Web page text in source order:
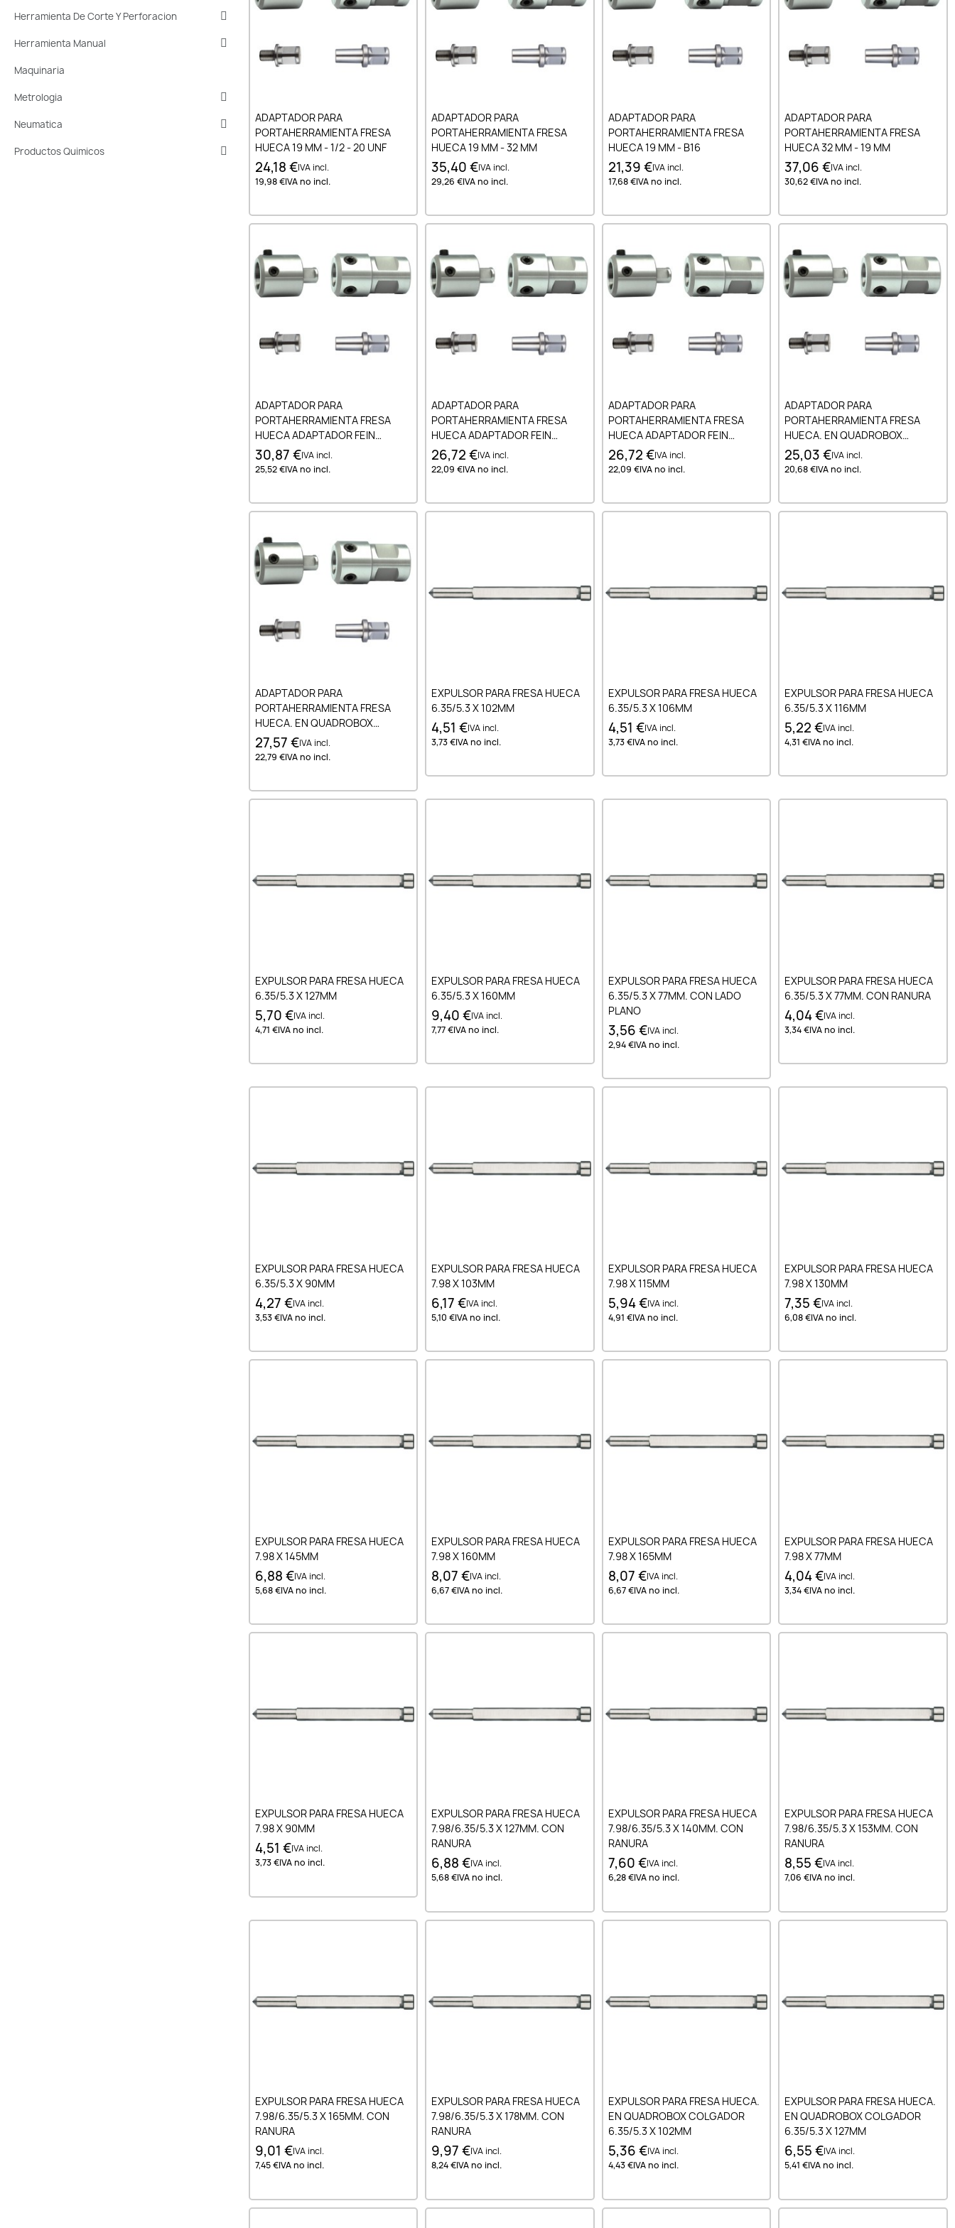
Herramienta De Corte Y Perforacion
Herramienta Manual
Maquinaria
Metrologia
Neumatica
Productos Quimicos
Añadir al carrito
ADAPTADOR PARA
PORTAHERRAMIENTA FRESA
HUECA 19 MM - 1/2 - 20 UNF
24,18 €IVA incl.
19,98 €IVA no incl.
Añadir al carrito
ADAPTADOR PARA
PORTAHERRAMIENTA FRESA
HUECA 19 MM - 32 MM
35,40 €IVA incl.
29,26 €IVA no incl.
Añadir al carrito
ADAPTADOR PARA
PORTAHERRAMIENTA FRESA
HUECA 19 MM - B16
21,39 €IVA incl.
17,68 €IVA no incl.
Añadir al carrito
ADAPTADOR PARA
PORTAHERRAMIENTA FRESA
HUECA 32 MM - 19 MM
37,06 €IVA incl.
30,62 €IVA no incl.
Añadir al carrito
ADAPTADOR PARA
PORTAHERRAMIENTA FRESA
HUECA ADAPTADOR FEIN
M18X6P1.5 - WELDON
30,87 €IVA incl.
25,52 €IVA no incl.
Añadir al carrito
ADAPTADOR PARA
PORTAHERRAMIENTA FRESA
HUECA ADAPTADOR FEIN
QUICKIN - WELDON PIN 6.35 MM
26,72 €IVA incl.
22,09 €IVA no incl.
Añadir al carrito
ADAPTADOR PARA
PORTAHERRAMIENTA FRESA
HUECA ADAPTADOR FEIN
QUICKIN - WELDON PIN 7.98 MM
26,72 €IVA incl.
22,09 €IVA no incl.
Añadir al carrito
ADAPTADOR PARA
PORTAHERRAMIENTA FRESA
HUECA. EN QUADROBOX
COLGADOR 19 MM - 1/2 - 20 UNF
25,03 €IVA incl.
20,68 €IVA no incl.
Añadir al carrito
ADAPTADOR PARA
PORTAHERRAMIENTA FRESA
HUECA. EN QUADROBOX
COLGADOR ADAPTADOR FEIN
QUICKIN - WELDON PIN 6.35 MM
27,57 €IVA incl.
22,79 €IVA no incl.
Añadir al carrito
EXPULSOR PARA FRESA HUECA
6.35/5.3 X 102MM
4,51 €IVA incl.
3,73 €IVA no incl.
Añadir al carrito
EXPULSOR PARA FRESA HUECA
6.35/5.3 X 106MM
4,51 €IVA incl.
3,73 €IVA no incl.
Añadir al carrito
EXPULSOR PARA FRESA HUECA
6.35/5.3 X 116MM
5,22 €IVA incl.
4,31 €IVA no incl.
Añadir al carrito
EXPULSOR PARA FRESA HUECA
6.35/5.3 X 127MM
5,70 €IVA incl.
4,71 €IVA no incl.
Añadir al carrito
EXPULSOR PARA FRESA HUECA
6.35/5.3 X 160MM
9,40 €IVA incl.
7,77 €IVA no incl.
Añadir al carrito
EXPULSOR PARA FRESA HUECA
6.35/5.3 X 77MM. CON LADO
PLANO
3,56 €IVA incl.
2,94 €IVA no incl.
Añadir al carrito
EXPULSOR PARA FRESA HUECA
6.35/5.3 X 77MM. CON RANURA
4,04 €IVA incl.
3,34 €IVA no incl.
Añadir al carrito
EXPULSOR PARA FRESA HUECA
6.35/5.3 X 90MM
4,27 €IVA incl.
3,53 €IVA no incl.
Añadir al carrito
EXPULSOR PARA FRESA HUECA
7.98 X 103MM
6,17 €IVA incl.
5,10 €IVA no incl.
Añadir al carrito
EXPULSOR PARA FRESA HUECA
7.98 X 115MM
5,94 €IVA incl.
4,91 €IVA no incl.
Añadir al carrito
EXPULSOR PARA FRESA HUECA
7.98 X 130MM
7,35 €IVA incl.
6,08 €IVA no incl.
Añadir al carrito
EXPULSOR PARA FRESA HUECA
7.98 X 145MM
6,88 €IVA incl.
5,68 €IVA no incl.
Añadir al carrito
EXPULSOR PARA FRESA HUECA
7.98 X 160MM
8,07 €IVA incl.
6,67 €IVA no incl.
Añadir al carrito
EXPULSOR PARA FRESA HUECA
7.98 X 165MM
8,07 €IVA incl.
6,67 €IVA no incl.
Añadir al carrito
EXPULSOR PARA FRESA HUECA
7.98 X 77MM
4,04 €IVA incl.
3,34 €IVA no incl.
Añadir al carrito
EXPULSOR PARA FRESA HUECA
7.98 X 90MM
4,51 €IVA incl.
3,73 €IVA no incl.
Añadir al carrito
EXPULSOR PARA FRESA HUECA
7.98/6.35/5.3 X 127MM. CON
RANURA
6,88 €IVA incl.
5,68 €IVA no incl.
Añadir al carrito
EXPULSOR PARA FRESA HUECA
7.98/6.35/5.3 X 140MM. CON
RANURA
7,60 €IVA incl.
6,28 €IVA no incl.
Añadir al carrito
EXPULSOR PARA FRESA HUECA
7.98/6.35/5.3 X 153MM. CON
RANURA
8,55 €IVA incl.
7,06 €IVA no incl.
Añadir al carrito
EXPULSOR PARA FRESA HUECA
7.98/6.35/5.3 X 165MM. CON
RANURA
9,01 €IVA incl.
7,45 €IVA no incl.
Añadir al carrito
EXPULSOR PARA FRESA HUECA
7.98/6.35/5.3 X 178MM. CON
RANURA
9,97 €IVA incl.
8,24 €IVA no incl.
Añadir al carrito
EXPULSOR PARA FRESA HUECA.
EN QUADROBOX COLGADOR
6.35/5.3 X 102MM
5,36 €IVA incl.
4,43 €IVA no incl.
Añadir al carrito
EXPULSOR PARA FRESA HUECA.
EN QUADROBOX COLGADOR
6.35/5.3 X 127MM
6,55 €IVA incl.
5,41 €IVA no incl.